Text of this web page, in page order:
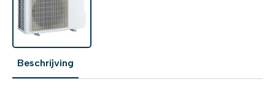
Beschrijving